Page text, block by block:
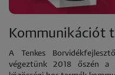
Kommunikációt
A Tenkes
végeztünk 2018 őszén a